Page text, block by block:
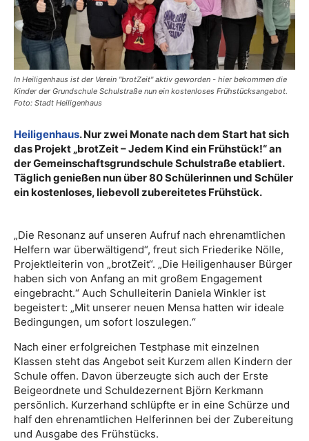
In Heiligenhaus ist der Verein "brotZeit" aktiv geworden - hier bekommen die
Kinder der Grundschule Schulstraße nun ein kostenloses Frühstücksangebot.
Foto: Stadt Heiligenhaus
Heiligenhaus. Nur zwei Monate nach dem Start hat sich
das Projekt „brotZeit – Jedem Kind ein Frühstück!“ an
der Gemeinschaftsgrundschule Schulstraße etabliert.
Täglich genießen nun über 80 Schülerinnen und Schüler
ein kostenloses, liebevoll zubereitetes Frühstück.
„Die Resonanz auf unseren Aufruf nach ehrenamtlichen
Helfern war überwältigend“, freut sich Friederike Nölle,
Projektleiterin von „brotZeit“. „Die Heiligenhauser Bürger
haben sich von Anfang an mit großem Engagement
eingebracht.“ Auch Schulleiterin Daniela Winkler ist
begeistert: „Mit unserer neuen Mensa hatten wir ideale
Bedingungen, um sofort loszulegen.“
Nach einer erfolgreichen Testphase mit einzelnen
Klassen steht das Angebot seit Kurzem allen Kindern der
Schule offen. Davon überzeugte sich auch der Erste
Beigeordnete und Schuldezernent Björn Kerkmann
persönlich. Kurzerhand schlüpfte er in eine Schürze und
half den ehrenamtlichen Helferinnen bei der Zubereitung
und Ausgabe des Frühstücks.